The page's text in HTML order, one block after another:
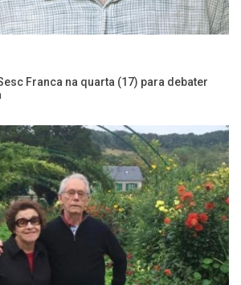
Franca na quarta (17) para debater